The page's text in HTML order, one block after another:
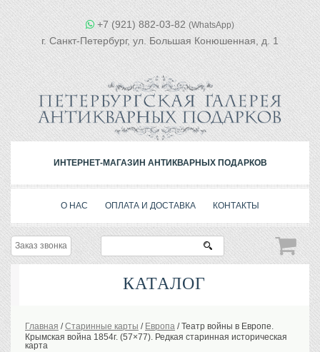
+7 (921) 882-03-82 (WhatsApp)
г. Санкт-Петербург, ул. Большая Конюшенная, д. 1
ИНТЕРНЕТ-МАГАЗИН АНТИКВАРНЫХ ПОДАРКОВ
О НАС ОПЛАТА И ДОСТАВКА КОНТАКТЫ
Заказ звонка
КАТАЛОГ
История Российской империи. Обычаи
Главная /Старинные карты / Европа /Театр войны в Европе.
Крымская война 1854г. (57×77). Редкая старинная историческая
карта